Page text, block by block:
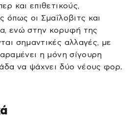
και επιθετικούς,
όπως οι Σμαΐλοβιτς και
ενώ στην κορυφή της
σημαντικές αλλαγές, με
η μόνη σίγουρη
να ψάχνει δύο νέους φορ.